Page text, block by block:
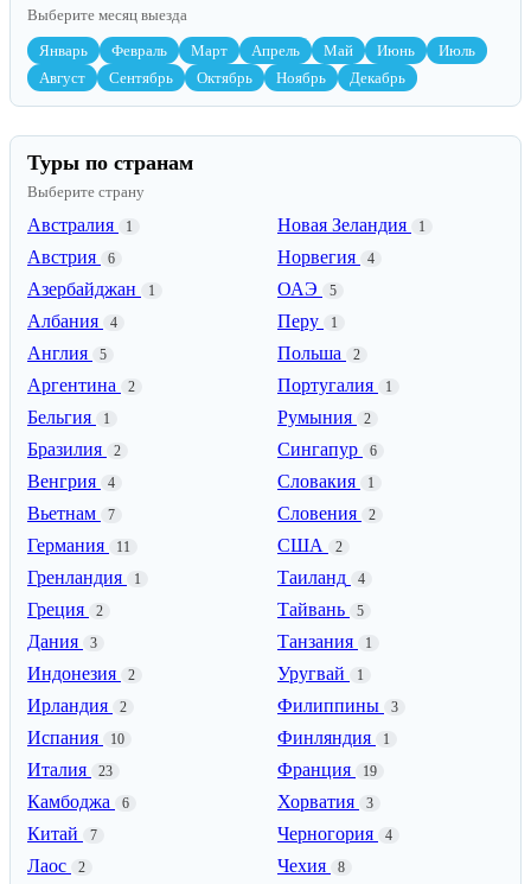
Выберите месяц выезда
Январь
Февраль Март Апрель Май Июнь
Июль
Август
Сентябрь Октябрь Ноябрь Декабрь
Туры по странам
Выберите страну
Австралия 1
Австрия 6
Азербайджан 1
Албания 4
Англия 5
Аргентина 2
Бельгия 1
Бразилия 2
Венгрия 4
Вьетнам 7
Германия 11
Гренландия 1
Греция 2
Дания 3
Индонезия 2
Ирландия 2
Испания 10
Италия 23
Камбоджа 6
Китай 7
Лаос 2
Новая Зеландия 1
Норвегия 4
ОАЭ 5
Перу 1
Польша 2
Португалия 1
Румыния 2
Сингапур 6
Словакия 1
Словения 2
США 2
Таиланд 4
Тайвань 5
Танзания 1
Уругвай 1
Филиппины 3
Финляндия 1
Франция 19
Хорватия 3
Черногория 4
Чехия 8